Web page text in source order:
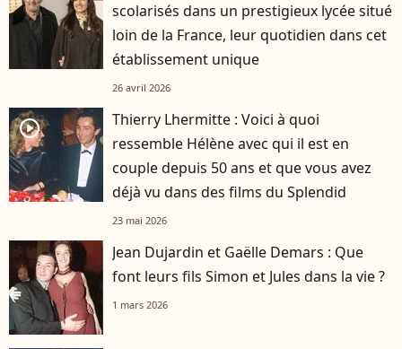
scolarisés dans un prestigieux lycée situé
loin de la France, leur quotidien dans cet
établissement unique
26 avril 2026
player2
Thierry Lhermitte : Voici à quoi
ressemble Hélène avec qui il est en
couple depuis 50 ans et que vous avez
déjà vu dans des films du Splendid
23 mai 2026
Jean Dujardin et Gaëlle Demars : Que
font leurs fils Simon et Jules dans la vie ?
1 mars 2026